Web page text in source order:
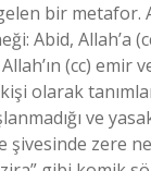
bir metafor.
Abid, Allah’a
(cc) emir
olarak
ve
şivesinde zere